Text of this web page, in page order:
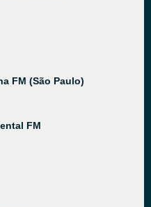
FM (São Paulo)
FM